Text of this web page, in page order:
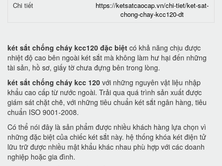
Chi tiết
https://ketsatcaocap.vn/chi-tiet/ket-sat-
chong-chay-kcc120-dt
két sắt chống cháy kcc120 đặc biệt có khả năng chịu được
nhiệt độ cao bên ngoài két sắt mà không làm hư hại đến những
tài sản, hồ sơ, giấy tờ chưa đựng bên trong lòng.
két sắt chống cháy kcc 120 với những nguyên vật liệu nhập
khẩu cao cấp từ nước ngoài. Trải qua quá trình sản xuất được
giám sát chặt chẽ, với những tiêu chuẩn két sắt ngân hàng, tiêu
chuẩn ISO 9001-2008.
Có thể nói đây là sản phẩm được nhiều khách hàng lựa chọn vì
những đặc biệt của chiếc két sắt này. hệ thống khóa két điện tử
lữu trữ được nhiều mật khẩu khác nhau phù hợp với các doanh
nghiệp hoặc gia đình.